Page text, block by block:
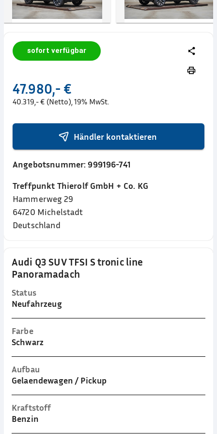
Audi Q3 SUV TFSI S tronic line
Panoramadach
Status
Neufahrzeug
Farbe
Schwarz
Aufbau
Gelaendewagen / Pickup
Kraftstoff
Benzin
sofort verfügbar
47.980,- €
40.319,- € (Netto), 19% MwSt.
Händler kontaktieren
Angebotsnummer:999196-741
Treffpunkt Thierolf GmbH + Co. KG
Hammerweg 29
64720 Michelstadt
Deutschland